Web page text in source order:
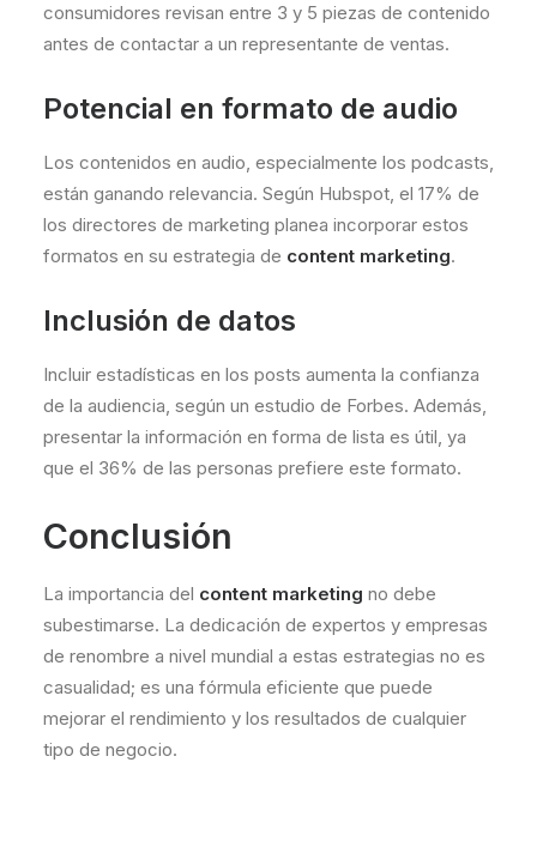
consumidores revisan entre 3 y 5 piezas de contenido
antes de contactar a un representante de ventas.
Potencial en formato de audio
Los contenidos en audio, especialmente los podcasts,
están ganando relevancia. Según Hubspot, el 17% de
los directores de marketing planea incorporar estos
formatos en su estrategia de content marketing.
Inclusión de datos
Incluir estadísticas en los posts aumenta la confianza
de la audiencia, según un estudio de Forbes. Además,
presentar la información en forma de lista es útil, ya
que el 36% de las personas prefiere este formato.
Conclusión
La importancia del content marketing no debe
subestimarse. La dedicación de expertos y empresas
de renombre a nivel mundial a estas estrategias no es
casualidad; es una fórmula eficiente que puede
mejorar el rendimiento y los resultados de cualquier
tipo de negocio.